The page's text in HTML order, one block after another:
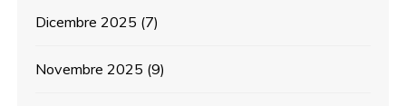
Dicembre 2025 (7)
Novembre 2025 (9)